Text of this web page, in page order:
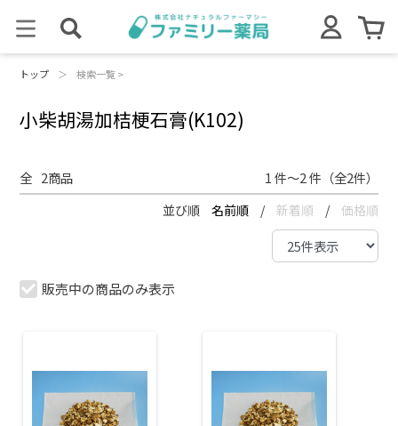
トップ ＞ 検索一覧 >
小柴胡湯加桔梗石膏(K102)
全 2商品 1 件～2 件（全2件）
並び順 名前順 / 新着順 / 価格順
販売中の商品のみ表示